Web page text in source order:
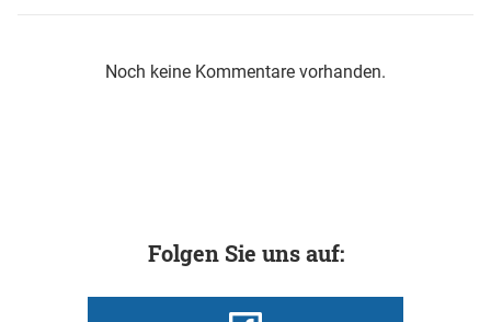
Noch keine Kommentare vorhanden.
Folgen Sie uns auf: